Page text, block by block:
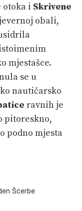
otoka i Skrivene
obali,
mjestašce.
se u
nautičarsko
ravnih je
pitoreskno,
podno mjesta
Šćerbe